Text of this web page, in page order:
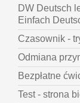
DW Deutsch
Einfach
Czasownik -
Odmiana
Bezpłatne
Test - strona